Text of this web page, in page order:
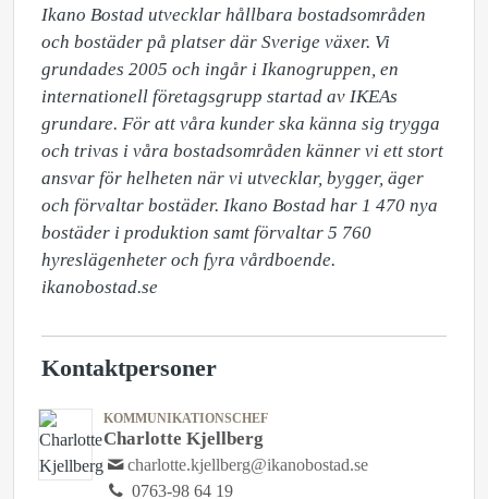
​Ikano Bostad utvecklar hållbara bostadsområden
och bostäder på platser där Sverige växer. Vi
grundades 2005 och ingår i Ikanogruppen, en
internationell företagsgrupp startad av IKEAs
grundare. För att våra kunder ska känna sig trygga
och trivas i våra bostadsområden känner vi ett stort
ansvar för helheten när vi utvecklar, bygger, äger
och förvaltar bostäder. Ikano Bostad har 1 470 nya
bostäder i produktion samt förvaltar 5 760
hyreslägenheter och fyra vårdboende.
ikanobostad.se
Kontaktpersoner
KOMMUNIKATIONSCHEF
Charlotte Kjellberg
charlotte.kjellberg@ikanobostad.se
0763-98 64 19